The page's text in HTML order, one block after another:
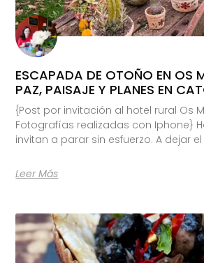
ESCAPADA DE OTOÑO EN OS
PAZ, PAISAJE Y PLANES EN
{Post por invitación al hotel rural Os
Fotografías realizadas con Iphone}
invitan a parar sin esfuerzo. A dejar
Leer Más